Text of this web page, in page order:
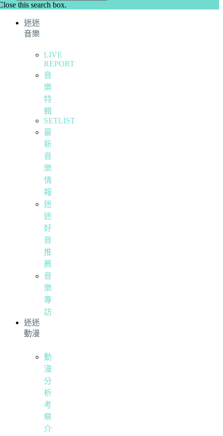
this search box.
迷迷
音樂
LIVE
REPORT
音
樂
特
輯
SETLIST
最
新
音
樂
情
報
迷
迷
好
音
推
薦
音
樂
專
訪
迷迷
動漫
動
漫
分
析
考
察
介